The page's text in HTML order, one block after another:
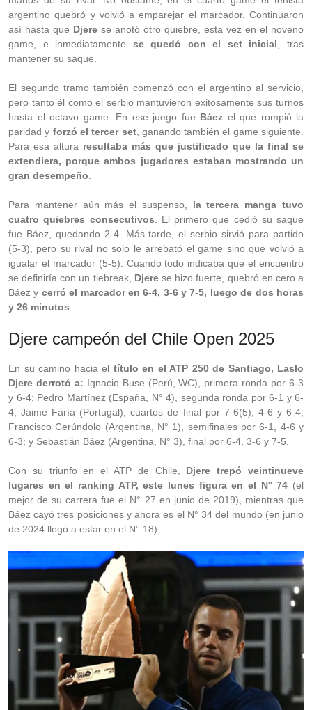
argentino quebró y volvió a emparejar el marcador. Continuaron
así hasta que Djere se anotó otro quiebre, esta vez en el noveno
game, e inmediatamente se quedó con el set inicial , tras
mantener su saque.
El segundo tramo también comenzó con el argentino al servicio,
pero tanto él como el serbio mantuvieron exitosamente sus turnos
hasta el octavo game. En ese juego fue Báez el que rompió la
paridad y forzó el tercer set, ganando también el game siguiente.
Para esa altura resultaba más que justificado que la final se
extendiera, porque ambos jugadores estaban mostrando un
gran desempeño
Para mantener aún más el suspenso,
la tercera manga tuvo
cuatro quiebres consecutivos . El primero que cedió su saque
fue Báez, quedando 2-4. Más tarde, el serbio sirvió para partido
(5-3), pero su rival no solo le arrebató el game sino que volvió a
igualar el marcador (5-5). Cuando todo indicaba que el encuentro
se definiría con un tiebreak, Djerese hizo fuerte, quebró en cero a
Báez y cerró el marcador en 6-4, 3-6 y 7-5, luego de dos horas
y 26 minutos
Djere campeón del Chile Open 2025
En su camino hacia el título en el ATP 250 de Santiago, Laslo
Djere derrotó a: Ignacio Buse (Perú, WC), primera ronda por 6-3
y 6-4; Pedro Martínez (España, N° 4), segunda ronda por 6-1 y 6-
4; Jaime Faría (Portugal), cuartos de final por 7-6(5), 4-6 y 6-4;
Francisco Cerúndolo (Argentina, N° 1), semifinales por 6-1, 4-6 y
6-3; y Sebastián Báez (Argentina, N° 3), final por 6-4, 3-6 y 7-5.
Con su triunfo en el ATP de Chile, Djere trepó veintinueve
lugares en el ranking ATP, este lunes figura en el N° 74 (el
mejor de su carrera fue el N° 27 en junio de 2019), mientras que
Báez cayó tres posiciones y ahora es el N° 34 del mundo (en junio
de 2024 llegó a estar en el N° 18).